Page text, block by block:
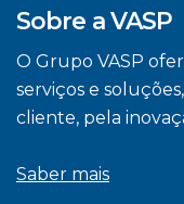
Sobre a VASP
O Grupo VASP
serviços e
cliente, pela
Saber mais